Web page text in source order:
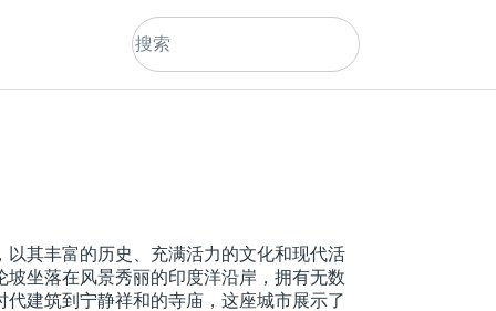
以其丰富的历史、充满活力的文化和现代活
坡坐落在风景秀丽的印度洋沿岸，拥有无数
建筑到宁静祥和的寺庙，这座城市展示了